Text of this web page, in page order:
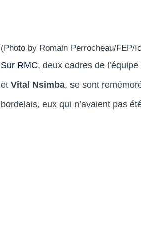
(Photo by Romain Perrocheau/FEP/
Sur RMC, deux cadres de
et Vital Nsimba, se sont
bordelais, eux qui n’avaient pas